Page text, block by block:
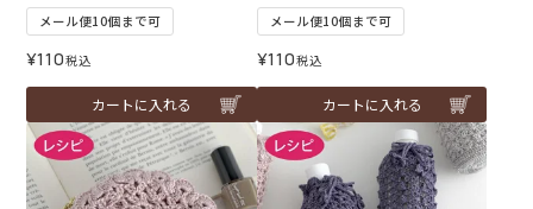
メール便10個まで可
¥110税込
カートに入れる
メール便10個まで可
¥110税込
カートに入れる